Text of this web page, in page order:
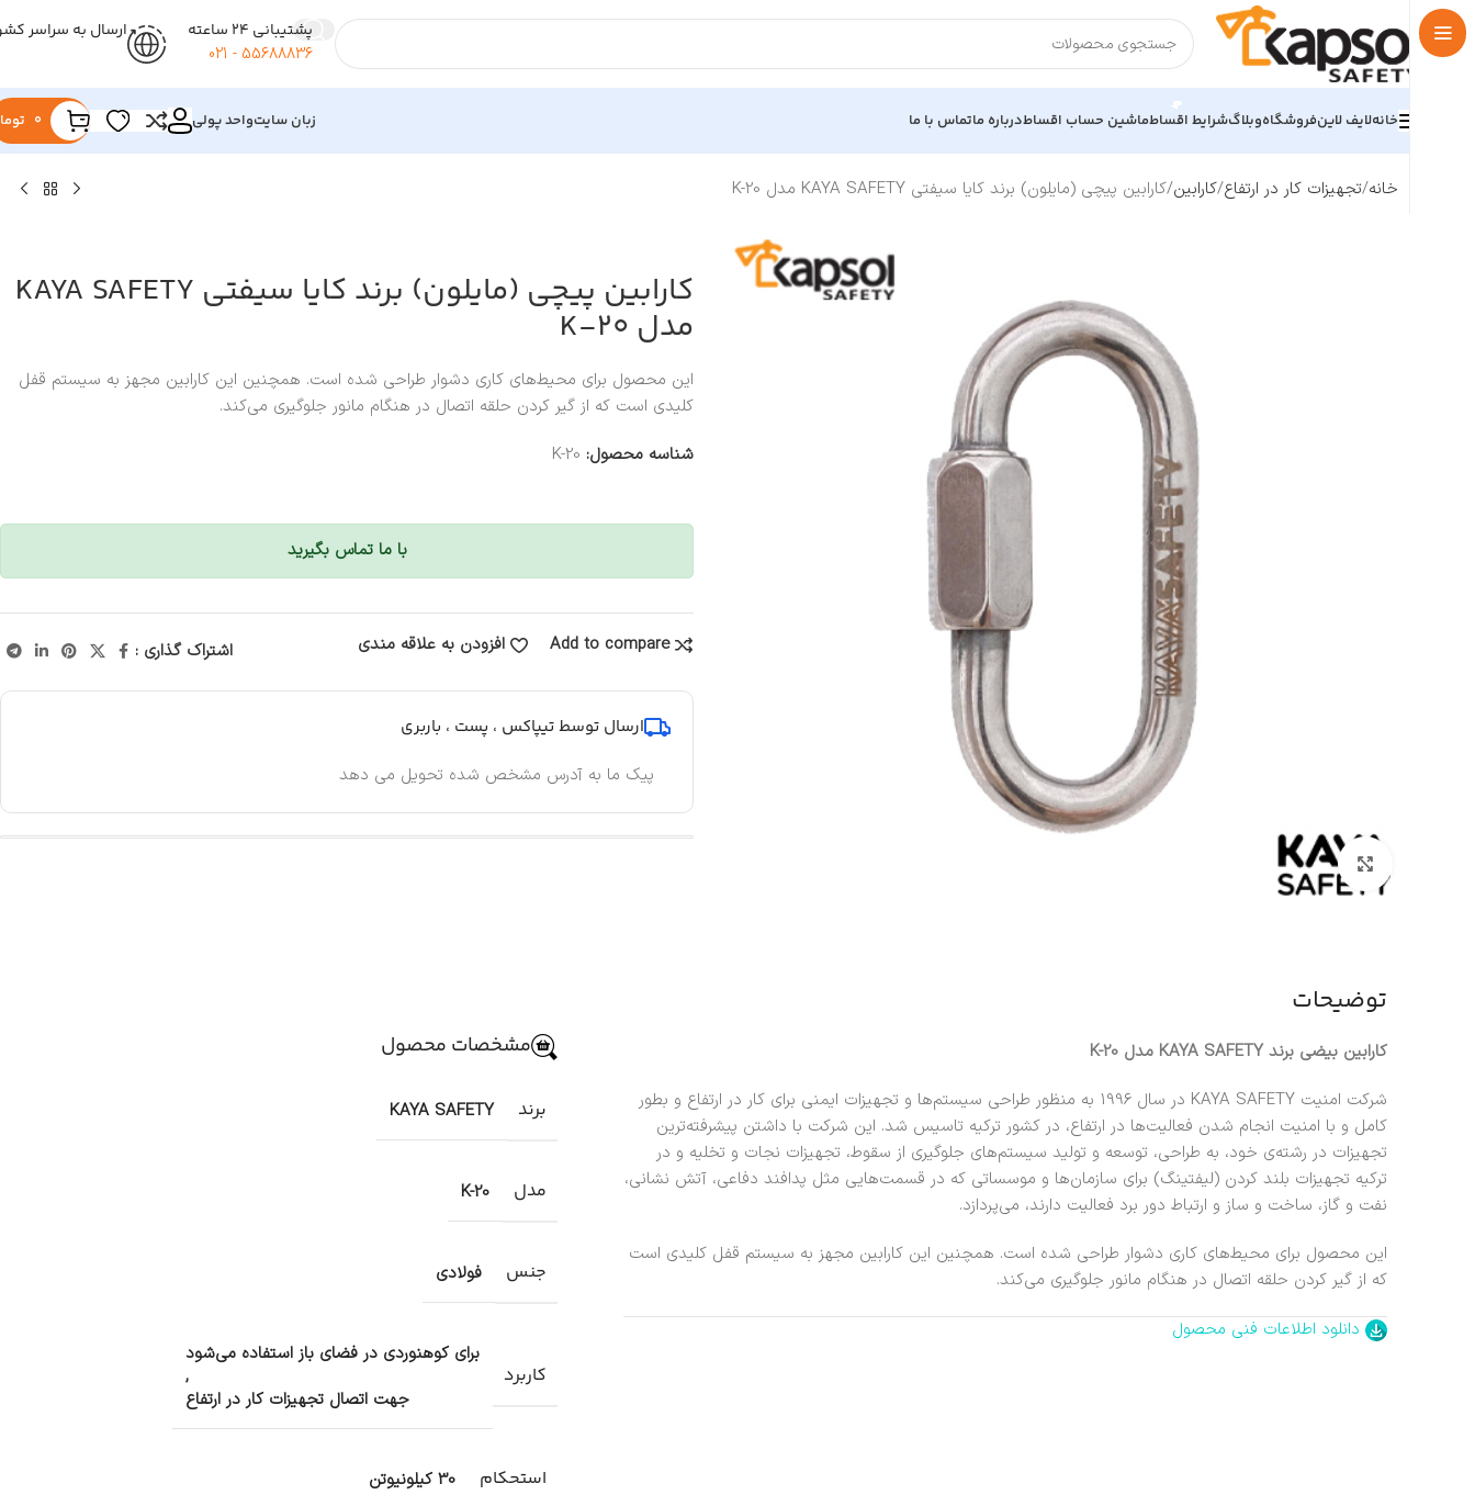
پشتیبانی 24 ساعته
55688836 - 021
ارسال به سراسر
خانهلایف لاینفروشگاهوبلاگشرایط اقساطماشین حساب اقساطدرباره ماتماس با ما زبان سایتواحد پولی 0
خانه تجهیزات کار در ارتفاع کارابین کارابین پیچی (مایلون) برند کایا سیفتی KAYA SAFETY مدل K-20
بزرگنمایی تصویر
کارابین پیچی (مایلون) برند کایا سیفتی KAYA SAFETY
مدل K-20
این محصول برای محیط‌های کاری دشوار طراحی شده است. همچنین این کارابین مجهز به سیستم قفل
کلیدی است که از گیر کردن حلقه اتصال در هنگام مانور جلوگیری می‌کند.
شناسه محصول: K-20
با ما تماس بگیرید
Add to compare افزودن به علاقه مندی اشتراک گذاری :
ارسال توسط تیپاکس ، پست ، باربری
پیک ما به آدرس مشخص شده تحویل می دهد
توضیحات
کارابین بیضی برند KAYA SAFETY مدل K-20
شرکت امنیت KAYA SAFETY در سال 1996 به منظور طراحی سیستم‌ها و تجهیزات ایمنی برای کار در ارتفاع و بطور
کامل و با امنیت انجام شدن فعالیت‌ها در ارتفاع، در کشور ترکیه تاسیس شد. این شرکت با داشتن پیشرفته‌ترین
تجهیزات در رشته‌ی خود، به طراحی، توسعه و تولید سیستم‌های جلوگیری از سقوط، تجهیزات نجات و تخلیه و در
ترکیه تجهیزات بلند کردن (لیفتینگ) برای سازمان‌ها و موسساتی که در قسمت‌هایی مثل پدافند دفاعی، آتش نشانی،
نفت و گاز، ساخت و ساز و ارتباط دور برد فعالیت دارند، می‌پردازد.
این محصول برای محیط‌های کاری دشوار طراحی شده است. همچنین این کارابین مجهز به سیستم قفل کلیدی است
که از گیر کردن حلقه اتصال در هنگام مانور جلوگیری می‌کند.
دانلود اطلاعات فنی محصول
مشخصات محصول
برند KAYA SAFETY
مدل K-20
جنس فولادی
کاربرد
برای کوهنوردی در فضای باز استفاده می‌شود
,
جهت اتصال تجهیزات کار در ارتفاع
استحکام 30 کیلونیوتن